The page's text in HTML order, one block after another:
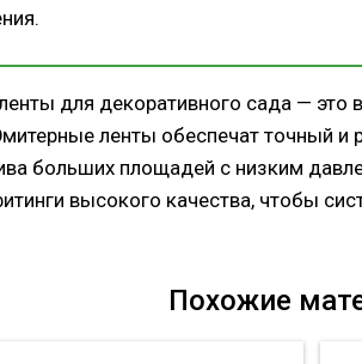
для декоративного сада —
ленты обеспечат точный
больших площадей с низким
высокого качества, чтобы
Похожие